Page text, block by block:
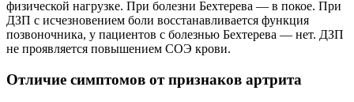
физической нагрузке. При болезни Бехтерева — в покое. При
ДЗП с исчезновением боли восстанавливается функция
позвоночника, у пациентов с болезнью Бехтерева — нет. ДЗП
не проявляется повышением СОЭ крови.
Отличие симптомов от признаков артрита